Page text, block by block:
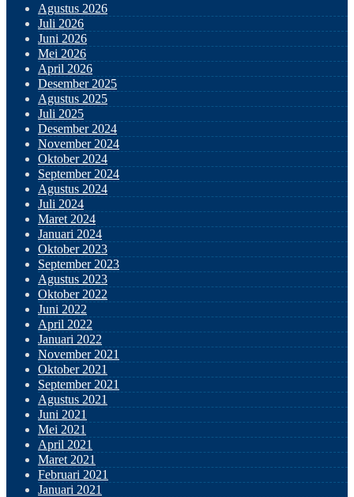
Agustus 2026
Juli 2026
Juni 2026
Mei 2026
April 2026
Desember 2025
Agustus 2025
Juli 2025
Desember 2024
November 2024
Oktober 2024
September 2024
Agustus 2024
Juli 2024
Maret 2024
Januari 2024
Oktober 2023
September 2023
Agustus 2023
Oktober 2022
Juni 2022
April 2022
Januari 2022
November 2021
Oktober 2021
September 2021
Agustus 2021
Juni 2021
Mei 2021
April 2021
Maret 2021
Februari 2021
Januari 2021